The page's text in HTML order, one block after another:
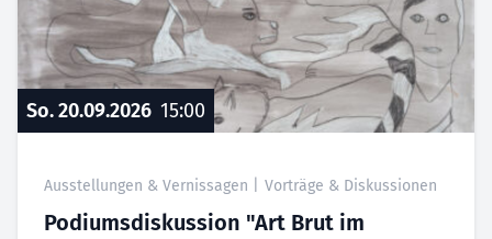
So. 20.09.2026 15:00
Ausstellungen & Vernissagen Vorträge & Diskussionen
Podiumsdiskussion "Art Brut im